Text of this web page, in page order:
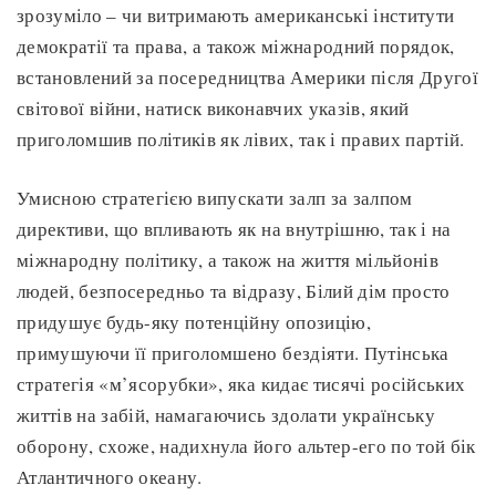
зрозуміло – чи витримають американські інститути
демократії та права, а також міжнародний порядок,
встановлений за посередництва Америки після Другої
світової війни, натиск виконавчих указів, який
приголомшив політиків як лівих, так і правих партій.
Умисною стратегією випускати залп за залпом
директиви, що впливають як на внутрішню, так і на
міжнародну політику, а також на життя мільйонів
людей, безпосередньо та відразу, Білий дім просто
придушує будь-яку потенційну опозицію,
примушуючи її приголомшено бездіяти. Путінська
стратегія «м’ясорубки», яка кидає тисячі російських
життів на забій, намагаючись здолати українську
оборону, схоже, надихнула його альтер-его по той бік
Атлантичного океану.